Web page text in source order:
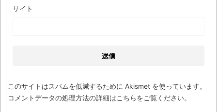
サイト
このサイトはスパムを低減するために Akismet を使っています。
コメントデータの処理方法の詳細はこちらをご覧ください。